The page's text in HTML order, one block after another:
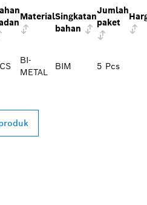
MaterialSingkatan
bahan
Jumlah
paket
BI-
METAL
BIM 5 Pcs